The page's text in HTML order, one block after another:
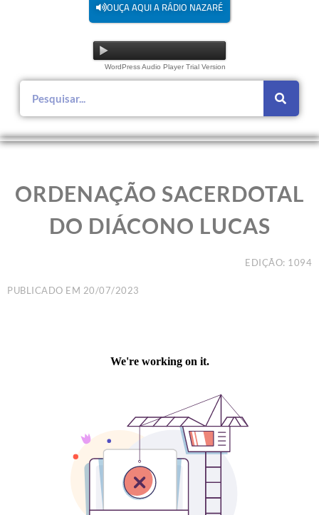
OUÇA AQUI A RÁDIO NAZARÉ
WordPress Audio Player Trial Version
ORDENAÇÃO SACERDOTAL
DO DIÁCONO LUCAS
EDIÇÃO: 1094
PUBLICADO EM 20/07/2023